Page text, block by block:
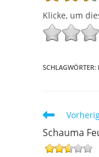
Klicke, um
SCHLAGWÖRTER:
Weitere
ansehen
Schauma